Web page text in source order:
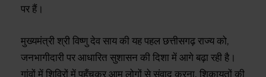
पर हैं।
मुख्यमंत्री श्री विष्णु देव साय की यह पहल छत्तीसगढ़ राज्य को,
जनभागीदारी पर आधारित सुशासन की दिशा में आगे बढ़ा रही है।
गांवों में शिविरों में पहुँचकर आम लोगों से संवाद करना, शिकायतों की